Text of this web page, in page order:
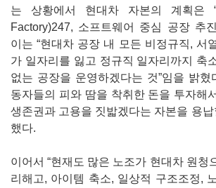
는 상황에서 현대차 자본의 계획은
Factory)247, 소프트웨어 중심 공장 추
이는 “현대차 공장 내 모든 비정규직, 서
가 일자리를 잃고 정규직 일자리까지 축
없는 공장을 운영하겠다는 것”임을 밝혔
동자들의 피와 땀을 착취한 돈을 투자해
생존권과 고용을 짓밟겠다는 자본을 용납
했다.
이어서 “현재도 많은 노조가 현대차 원청
리해고, 아이템 축소, 일상적 구조조정,